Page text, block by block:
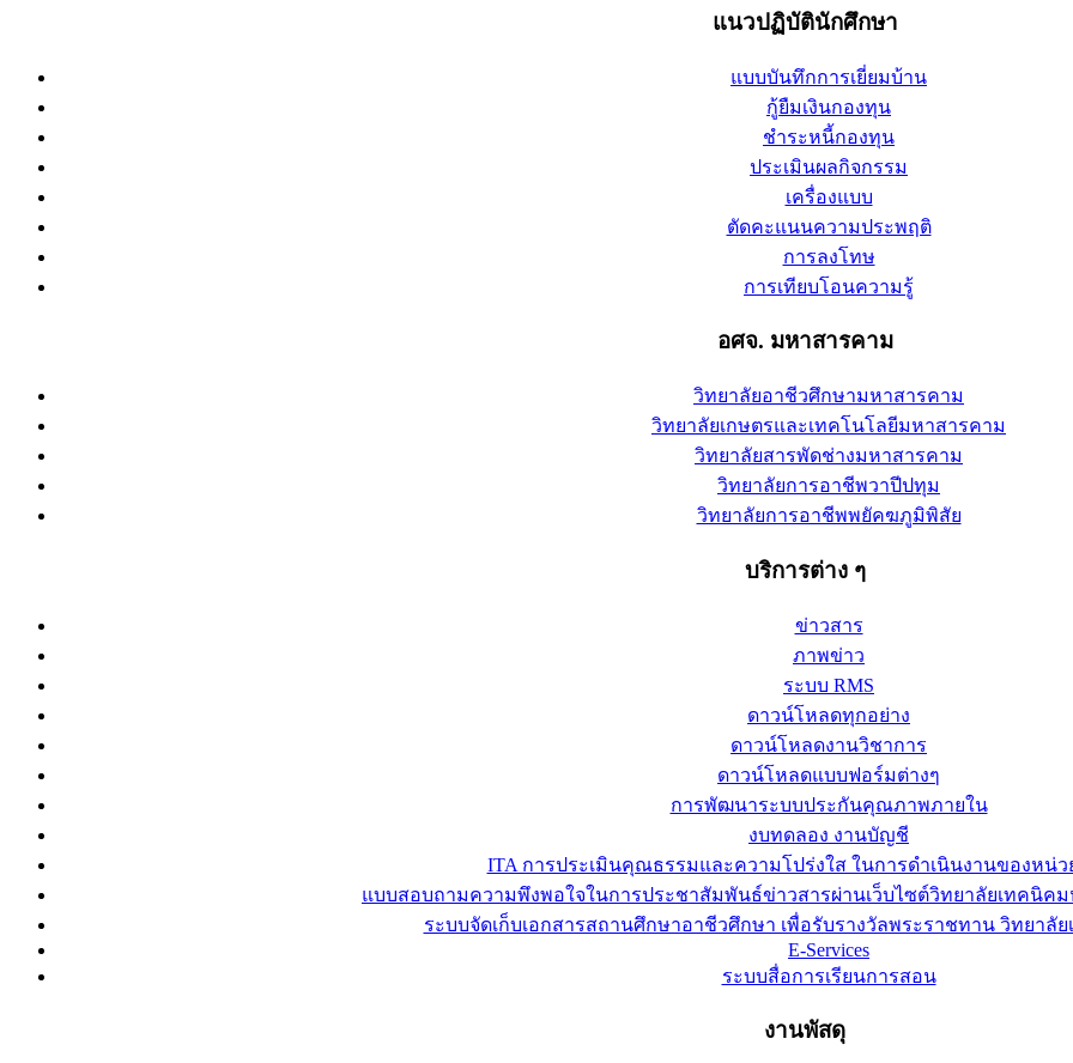
แนวปฏิบัตินักศึกษา
แบบบันทึกการเยี่ยมบ้าน
กู้ยืมเงินกองทุน
ชำระหนี้กองทุน
ประเมินผลกิจกรรม
เครื่องแบบ
ตัดคะแนนความประพฤติ
การลงโทษ
การเทียบโอนความรู้
อศจ. มหาสารคาม
วิทยาลัยอาชีวศึกษามหาสารคาม
วิทยาลัยเกษตรและเทคโนโลยีมหาสารคาม
วิทยาลัยสารพัดช่างมหาสารคาม
วิทยาลัยการอาชีพวาปีปทุม
วิทยาลัยการอาชีพพยัคฆภูมิพิสัย
บริการต่าง ๆ
ข่าวสาร
ภาพข่าว
ระบบ RMS
ดาวน์โหลดทุกอย่าง
ดาวน์โหลดงานวิชาการ
ดาวน์โหลดแบบฟอร์มต่างๆ
การพัฒนาระบบประกันคุณภาพภายใน
งบทดลอง งานบัญชี
ITA การประเมินคุณธรรมและความโปร่งใส ในการดำเนินงานของหน่
แบบสอบถามความพึงพอใจในการประชาสัมพันธ์ข่าวสารผ่านเว็บไซต์วิทยาลัยเทคนิคม
ระบบจัดเก็บเอกสารสถานศึกษาอาชีวศึกษา เพื่อรับรางวัลพระราชทาน วิทยาลั
E-Services
ระบบสื่อการเรียนการสอน
งานพัสดุ